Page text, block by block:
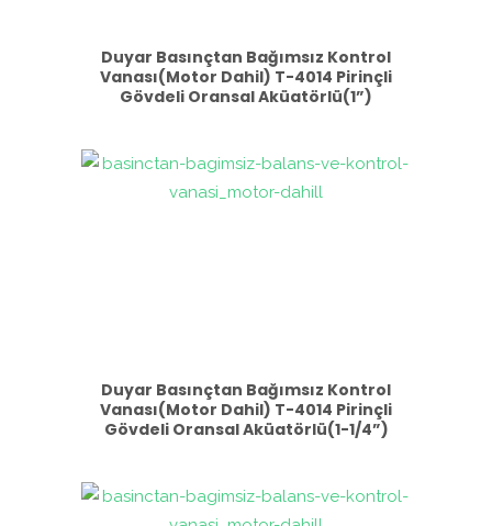
Duyar Basınçtan Bağımsız Kontrol
Vanası(Motor Dahil) T-4014 Pirinçli
Gövdeli Oransal Aküatörlü(1”)
Duyar Basınçtan Bağımsız Kontrol
Vanası(Motor Dahil) T-4014 Pirinçli
Gövdeli Oransal Aküatörlü(1-1/4”)